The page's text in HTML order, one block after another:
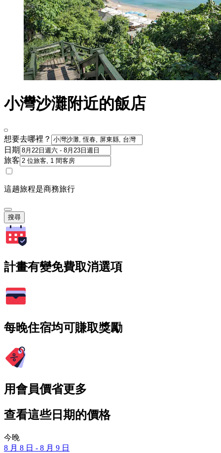
小灣沙灘附近的飯店
想要去哪裡？
日期
旅客
這趟旅程是商務旅行
搜尋
計畫有變免費取消選項
每晚住宿均可賺取獎勵
用會員價省更多
查看這些日期的價格
今晚
8 月 8 日 - 8 月 9 日